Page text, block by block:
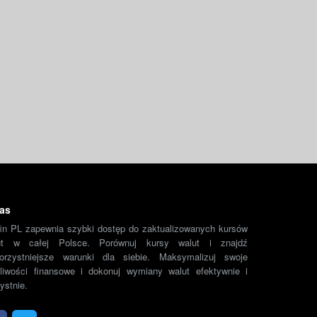
PL zapewnia szybki dostęp do zaktualizowanych kursów
w całej Polsce. Porównuj kursy walut i znajdź
warunki dla siebie. Maksymalizuj swoje
finansowe i dokonuj wymiany walut efektywnie i